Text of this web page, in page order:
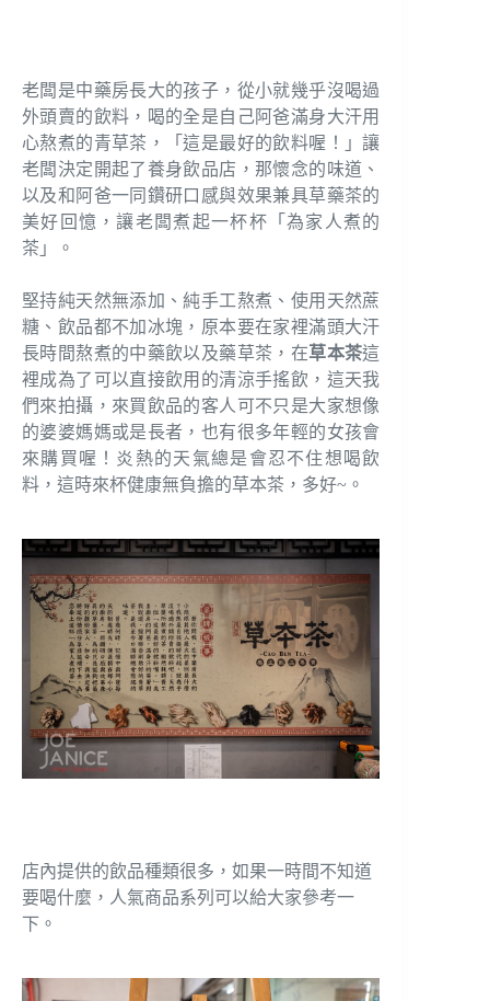
老闆是中藥房長大的孩子，從小就幾乎沒喝過
外頭賣的飲料，喝的全是自己阿爸滿身大汗用
心熬煮的青草茶，「這是最好的飲料喔！」讓
老闆決定開起了養身飲品店，那懷念的味道、
以及和阿爸一同鑽研口感與效果兼具草藥茶的
美好回憶，讓老闆煮起一杯杯「為家人煮的
茶」。
堅持純天然無添加、純手工熬煮、使用天然蔗
糖、飲品都不加冰塊，原本要在家裡滿頭大汗
長時間熬煮的中藥飲以及藥草茶，在草本茶這
裡成為了可以直接飲用的清涼手搖飲，這天我
們來拍攝，來買飲品的客人可不只是大家想像
的婆婆媽媽或是長者，也有很多年輕的女孩會
來購買喔！炎熱的天氣總是會忍不住想喝飲
料，這時來杯健康無負擔的草本茶，多好~。
店內提供的飲品種類很多，如果一時間不知道
要喝什麼，人氣商品系列可以給大家參考一
下。